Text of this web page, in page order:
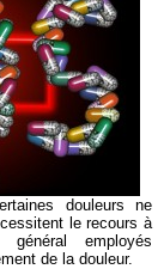
douleurs ne
le recours à
employés
de la douleur.